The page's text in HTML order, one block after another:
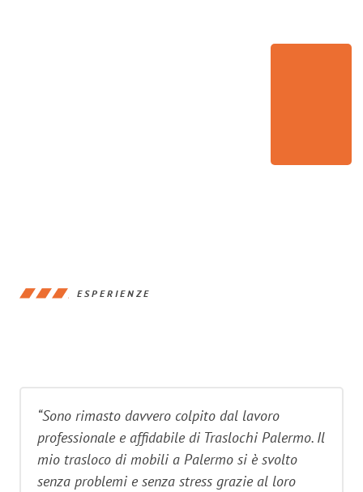
ESPERIENZE
“Sono rimasto davvero colpito dal lavoro
professionale e affidabile di Traslochi Palermo. Il
mio trasloco di mobili a Palermo si è svolto
senza problemi e senza stress grazie al loro